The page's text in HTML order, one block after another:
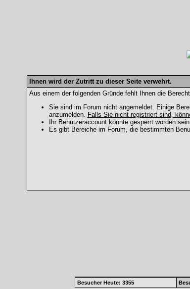
Ihnen wird der Zutritt zu dieser Seite verwehrt.
Aus einem der folgenden Gründe fehlt Ihnen die
Sie sind im Forum nicht angemeldet. Einige
anzumelden. Falls Sie nicht registriert sind,
Ihr Benutzeraccount könnte gesperrt worden
Es gibt Bereiche im Forum, die bestimmten
Besucher Heute: 3355